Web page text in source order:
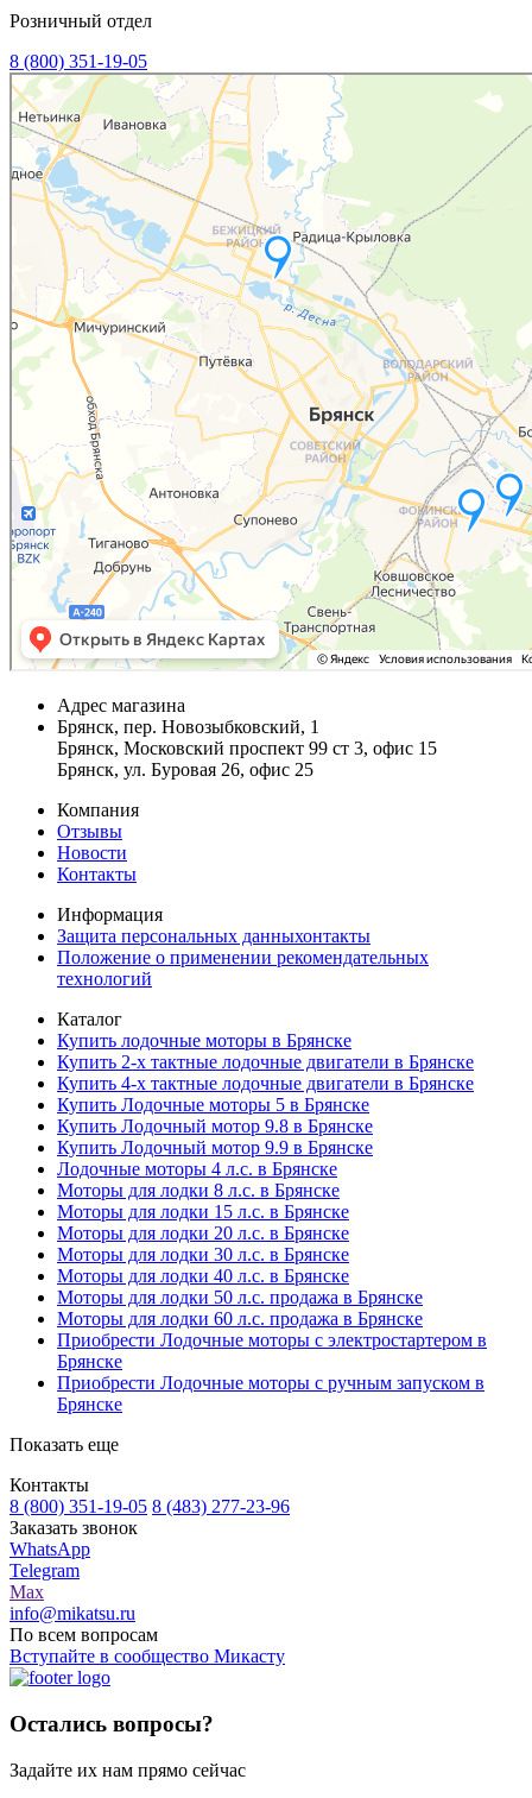
Розничный отдел
8 (800) 351-19-05
Адрес магазина
Брянск, пер. Новозыбковский, 1
Брянск, Московский проспект 99 ст 3, офис 15
Брянск, ул. Буровая 26, офис 25
Компания
Отзывы
Новости
Контакты
Информация
Защита персональных данныхонтакты
Положение о применении рекомендательных
технологий
Каталог
Купить лодочные моторы в Брянске
Купить 2-х тактные лодочные двигатели в Брянске
Купить 4-х тактные лодочные двигатели в Брянске
Купить Лодочные моторы 5 в Брянске
Купить Лодочный мотор 9.8 в Брянске
Купить Лодочный мотор 9.9 в Брянске
Лодочные моторы 4 л.с. в Брянске
Моторы для лодки 8 л.с. в Брянске
Моторы для лодки 15 л.с. в Брянске
Моторы для лодки 20 л.с. в Брянске
Моторы для лодки 30 л.с. в Брянске
Моторы для лодки 40 л.с. в Брянске
Моторы для лодки 50 л.с. продажа в Брянске
Моторы для лодки 60 л.с. продажа в Брянске
Приобрести Лодочные моторы с электростартером в
Брянске
Приобрести Лодочные моторы с ручным запуском в
Брянске
Показать еще
Контакты
8 (800) 351-19-05 8 (483) 277-23-96
Заказать звонок
WhatsApp
Telegram
Max
info@mikatsu.ru
По всем вопросам
Вступайте в сообщество Микасту
Остались вопросы?
Задайте их нам прямо сейчас